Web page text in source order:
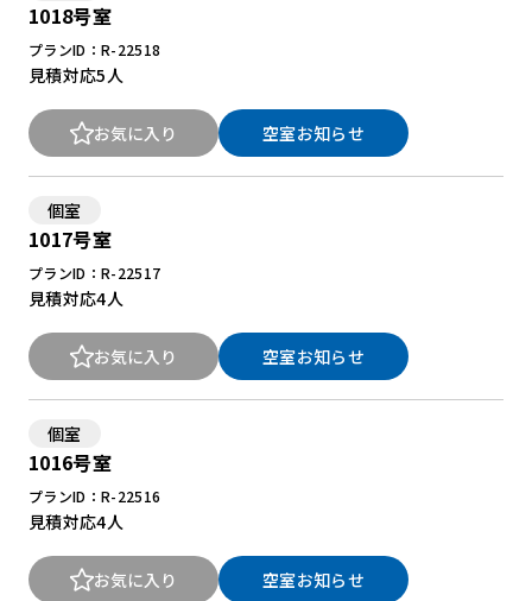
1018号室
プランID：R-22518
見積対応5人
お気に入り 空室お知らせ
個室
1017号室
プランID：R-22517
見積対応4人
お気に入り 空室お知らせ
個室
1016号室
プランID：R-22516
見積対応4人
お気に入り 空室お知らせ